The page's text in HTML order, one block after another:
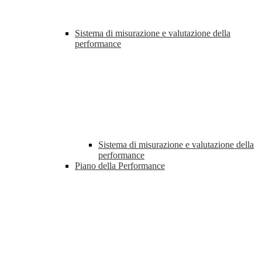
Sistema di misurazione e valutazione della
performance
Sistema di misurazione e valutazione della
performance
Piano della Performance